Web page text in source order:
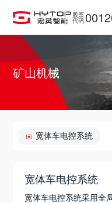
股票
代码
矿山机械
宽体车电控系统
宽体车电控系统
宽体车电控系统采用全